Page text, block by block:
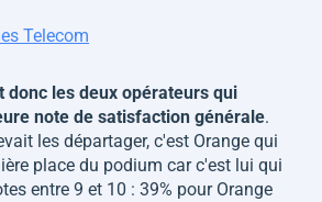
Telecom
donc les deux opérateurs qui
note de satisfaction générale.
les départager, c'est Orange qui
place du podium car c'est lui qui
entre 9 et 10 : 39% pour Orange